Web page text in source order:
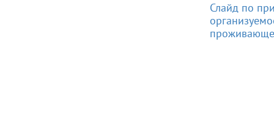
Слайд по